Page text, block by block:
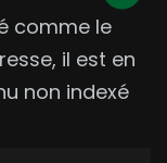
comme le
il est en
non indexé